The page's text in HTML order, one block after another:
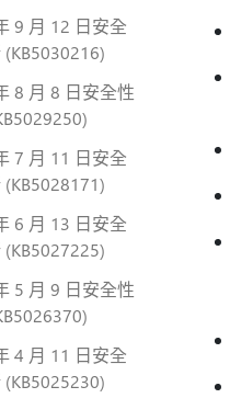
9 月 12 日安全
8 月 8 日安全性
7 月 11 日安全
6 月 13 日安全
5 月 9 日安全性
4 月 11 日安全